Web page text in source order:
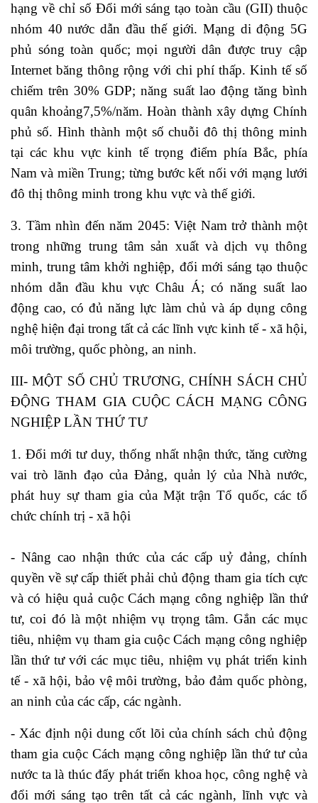
hạng về chỉ số Đổi mới sáng tạo toàn cầu (GII) thuộc
nhóm 40 nước dẫn đầu thế giới. Mạng di động 5G
phủ sóng toàn quốc; mọi người dân được truy cập
Internet băng thông rộng với chi phí thấp. Kinh tế số
chiếm trên 30% GDP; năng suất lao động tăng bình
quân khoảng7,5%/năm. Hoàn thành xây dựng Chính
phủ số. Hình thành một số chuỗi đô thị thông minh
tại các khu vực kinh tế trọng điểm phía Bắc, phía
Nam và miền Trung; từng bước kết nối với mạng lưới
đô thị thông minh trong khu vực và thế giới.
3. Tầm nhìn đến năm 2045: Việt Nam trở thành một
trong những trung tâm sản xuất và dịch vụ thông
minh, trung tâm khởi nghiệp, đổi mới sáng tạo thuộc
nhóm dẫn đầu khu vực Châu Á; có năng suất lao
động cao, có đủ năng lực làm chủ và áp dụng công
nghệ hiện đại trong tất cả các lĩnh vực kinh tế - xã hội,
môi trường, quốc phòng, an ninh.
III- MỘT SỐ CHỦ TRƯƠNG, CHÍNH SÁCH CHỦ
ĐỘNG THAM GIA CUỘC CÁCH MẠNG CÔNG
NGHIỆP LẦN THỨ TƯ
1. Đổi mới tư duy, thống nhất nhận thức, tăng cường
vai trò lãnh đạo của Đảng, quản lý của Nhà nước,
phát huy sự tham gia của Mặt trận Tổ quốc, các tổ
chức chính trị - xã hội
- Nâng cao nhận thức của các cấp uỷ đảng, chính
quyền về sự cấp thiết phải chủ động tham gia tích cực
và có hiệu quả cuộc Cách mạng công nghiệp lần thứ
tư, coi đó là một nhiệm vụ trọng tâm. Gắn các mục
tiêu, nhiệm vụ tham gia cuộc Cách mạng công nghiệp
lần thứ tư với các mục tiêu, nhiệm vụ phát triển kinh
tế - xã hội, bảo vệ môi trường, bảo đảm quốc phòng,
an ninh của các cấp, các ngành.
- Xác định nội dung cốt lõi của chính sách chủ động
tham gia cuộc Cách mạng công nghiệp lần thứ tư của
nước ta là thúc đẩy phát triển khoa học, công nghệ và
đổi mới sáng tạo trên tất cả các ngành, lĩnh vực và